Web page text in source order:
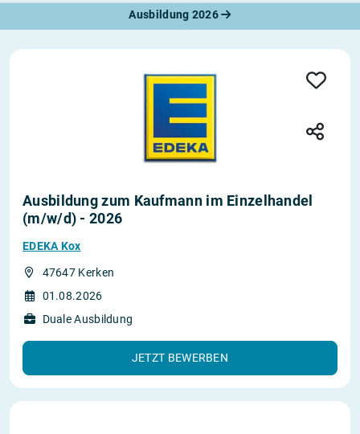
Ausbildung 2026
Ausbildung zum Kaufmann im Einzelhandel
(m/w/d) - 2026
EDEKA Kox
47647 Kerken
01.08.2026
Duale Ausbildung
JETZT BEWERBEN